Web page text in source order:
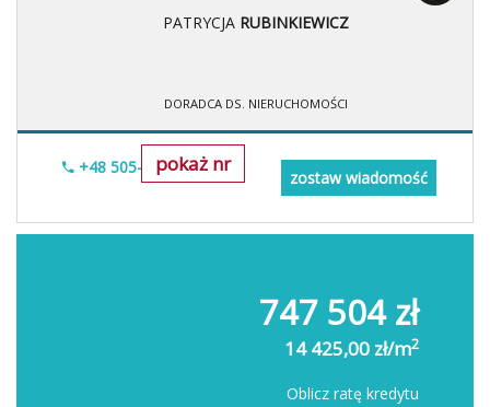
PATRYCJA RUBINKIEWICZ
DORADCA DS. NIERUCHOMOŚCI
pokaż nr
+48 505-236-943
zostaw wiadomość
747 504 zł
14 425,00 zł/m2
Oblicz ratę kredytu